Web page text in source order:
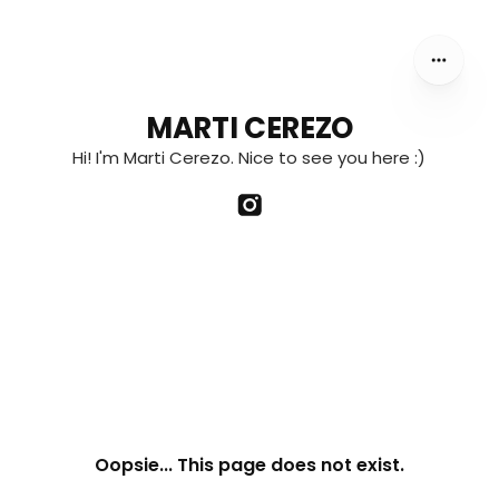
MARTI CEREZO
Hi! I'm Marti Cerezo. Nice to see you here :)
Oopsie... This page does not exist.